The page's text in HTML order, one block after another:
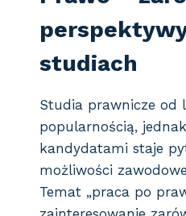
Z
A
Ć
S
T
I
studiach
Studia prawnicze od
popularnością,
kandydatami staje
możliwości
Temat „praca po